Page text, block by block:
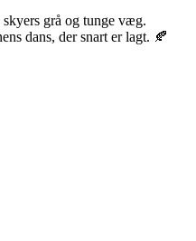
skyers grå og tunge væg.
dans, der snart er lagt. 🍂